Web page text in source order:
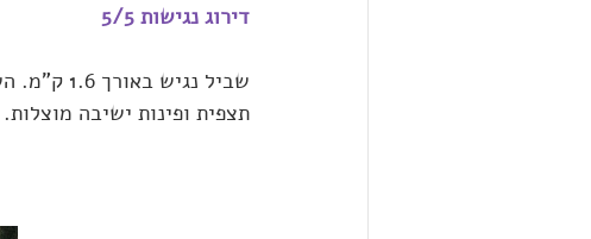
דירוג נגישות 5/5
שביל
תצפית ופינות ישיבה מוצלות.